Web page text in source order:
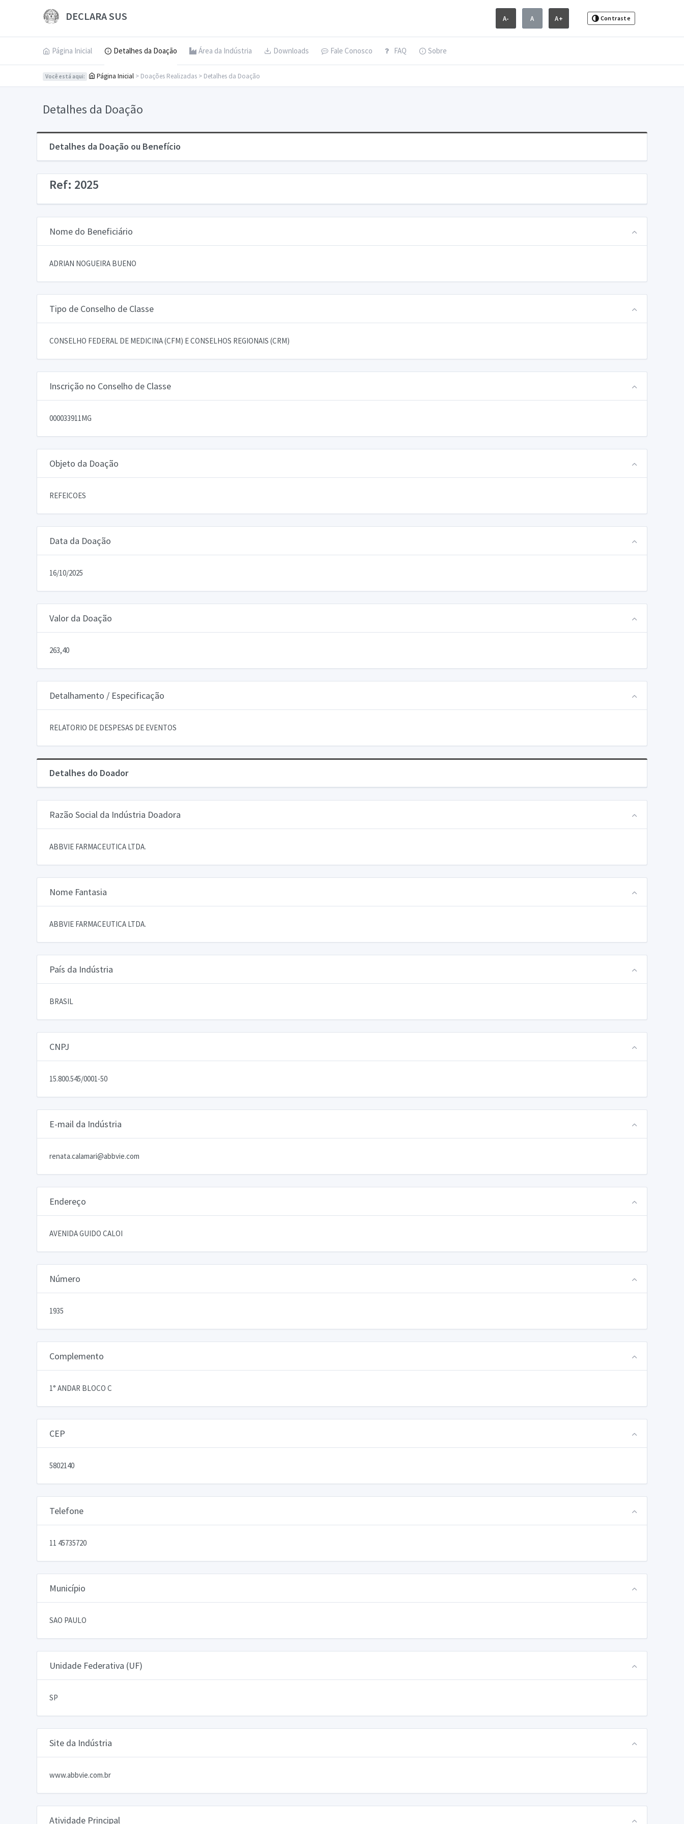
DECLARA SUS A- A A+ Contraste
Página Inicial Detalhes da Doação Área da Indústria Downloads Fale Conosco FAQ Sobre
Você está aqui: Página Inicial > Doações Realizadas > Detalhes da Doação
Detalhes da Doação
Detalhes da Doação ou Benefício
Ref: 2025
Nome do Beneficiário
ADRIAN NOGUEIRA BUENO
Tipo de Conselho de Classe
CONSELHO FEDERAL DE MEDICINA (CFM) E CONSELHOS REGIONAIS (CRM)
Inscrição no Conselho de Classe
000033911MG
Objeto da Doação
REFEICOES
Data da Doação
16/10/2025
Valor da Doação
263,40
Detalhamento / Especificação
RELATORIO DE DESPESAS DE EVENTOS
Detalhes do Doador
Razão Social da Indústria Doadora
ABBVIE FARMACEUTICA LTDA.
Nome Fantasia
ABBVIE FARMACEUTICA LTDA.
País da Indústria
BRASIL
CNPJ
15.800.545/0001-50
E-mail da Indústria
renata.calamari@abbvie.com
Endereço
AVENIDA GUIDO CALOI
Número
1935
Complemento
1° ANDAR BLOCO C
CEP
5802140
Telefone
11 45735720
Município
SAO PAULO
Unidade Federativa (UF)
SP
Site da Indústria
www.abbvie.com.br
Atividade Principal